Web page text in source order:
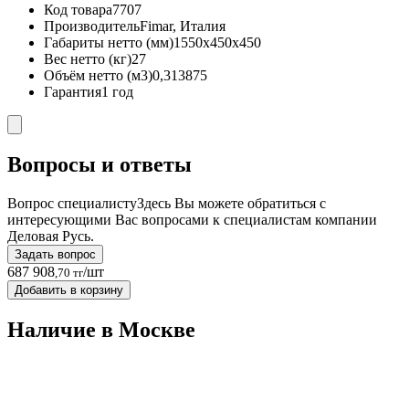
Код товара7707
ПроизводительFimar, Италия
Габариты нетто (мм)1550x450x450
Вес нетто (кг)27
Объём нетто (м3)0,313875
Гарантия1 год
Вопросы и ответы
Вопрос специалистуЗдесь Вы можете обратиться с
интересующими Вас вопросами к специалистам компании
Деловая Русь.
Задать вопрос
687 908 ,70 тг/шт
Добавить в корзину
Наличие в Москвe